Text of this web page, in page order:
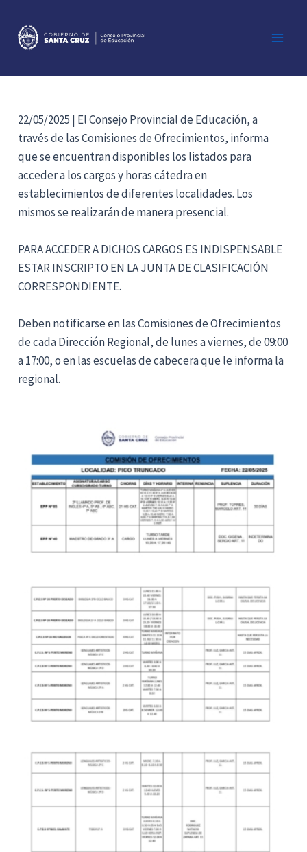
contenido
22/05/2025 | El Consejo Provincial de Educación, a
través de las Comisiones de Ofrecimientos, informa
que se encuentran disponibles los listados para
acceder a los cargos y horas cátedra en
establecimientos de diferentes localidades. Los
mismos se realizarán de manera presencial.
PARA ACCEDER A DICHOS CARGOS ES INDISPENSABLE
ESTAR INSCRIPTO EN LA JUNTA DE CLASIFICACIÓN
CORRESPONDIENTE.
Deben notificarse en las Comisiones de Ofrecimientos
de cada Dirección Regional, de lunes a viernes, de 09:00
a 17:00, o en las escuelas de cabecera que le informa la
regional.